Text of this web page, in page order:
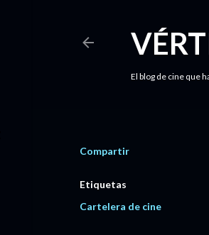
El blog de cine que
Compartir
Etiquetas
Cartelera de cine